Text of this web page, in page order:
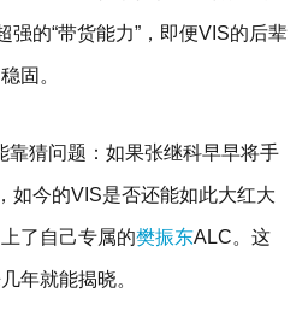
强的“带货能力”，即便VIS的后辈
固。
靠猜问题：如果张继科早早将手
如今的VIS是否还能如此大红大
了自己专属的樊振东ALC。这
年就能揭晓。